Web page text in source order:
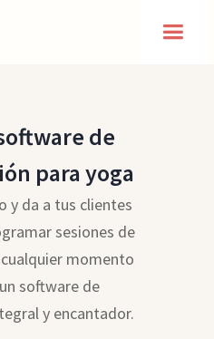
de
para yoga
y da a tus clientes
sesiones de
momento
software de
y encantador.